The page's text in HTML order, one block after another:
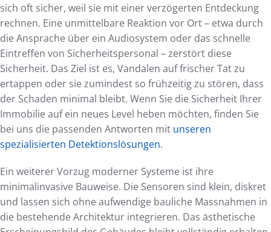
sich oft sicher, weil sie mit einer verzögerten Entdeckung
rechnen. Eine unmittelbare Reaktion vor Ort – etwa durch
die Ansprache über ein Audiosystem oder das schnelle
Eintreffen von Sicherheitspersonal – zerstört diese
Sicherheit. Das Ziel ist es, Vandalen auf frischer Tat zu
ertappen oder sie zumindest so frühzeitig zu stören, dass
der Schaden minimal bleibt. Wenn Sie die Sicherheit Ihrer
Immobilie auf ein neues Level heben möchten, finden Sie
bei uns die passenden Antworten mit unseren
spezialisierten Detektionslösungen.
Ein weiterer Vorzug moderner Systeme ist ihre
minimalinvasive Bauweise. Die Sensoren sind klein, diskret
und lassen sich ohne aufwendige bauliche Massnahmen in
die bestehende Architektur integrieren. Das ästhetische